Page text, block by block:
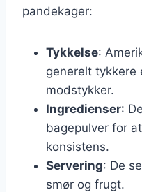
pandekager:
Tykkelse:
generelt
modstykker.
Ingredienser:
bagepulver for
konsistens.
Servering: De
smør og frugt.